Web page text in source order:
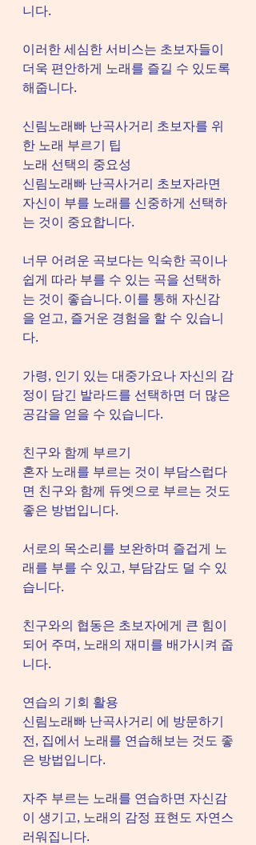
니다.
이러한 세심한 서비스는 초보자들이
더욱 편안하게 노래를 즐길 수 있도록
해줍니다.
신림노래빠 난곡사거리 초보자를 위
한 노래 부르기 팁
노래 선택의 중요성
신림노래빠 난곡사거리 초보자라면
자신이 부를 노래를 신중하게 선택하
는 것이 중요합니다.
너무 어려운 곡보다는 익숙한 곡이나
쉽게 따라 부를 수 있는 곡을 선택하
는 것이 좋습니다. 이를 통해 자신감
을 얻고, 즐거운 경험을 할 수 있습니
다.
가령, 인기 있는 대중가요나 자신의 감
정이 담긴 발라드를 선택하면 더 많은
공감을 얻을 수 있습니다.
친구와 함께 부르기
혼자 노래를 부르는 것이 부담스럽다
면 친구와 함께 듀엣으로 부르는 것도
좋은 방법입니다.
서로의 목소리를 보완하며 즐겁게 노
래를 부를 수 있고, 부담감도 덜 수 있
습니다.
친구와의 협동은 초보자에게 큰 힘이
되어 주며, 노래의 재미를 배가시켜 줍
니다.
연습의 기회 활용
신림노래빠 난곡사거리 에 방문하기
전, 집에서 노래를 연습해보는 것도 좋
은 방법입니다.
자주 부르는 노래를 연습하면 자신감
이 생기고, 노래의 감정 표현도 자연스
러워집니다.